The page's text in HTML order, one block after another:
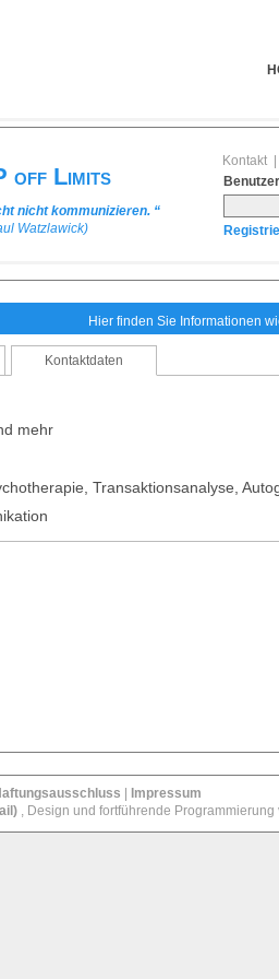
off Limits
nicht kommunizieren. “
Watzlawick)
Kontakt
Hier finden Sie Informationen
Kontaktdaten
mehr
Transaktionsanalyse,
| Impressum
, Design und fortführende Programmierung